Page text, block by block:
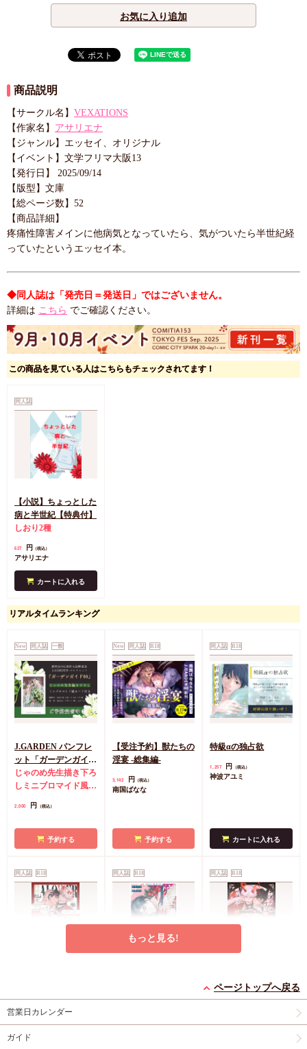
お気に入り追加
商品説明
【サークル名】 VEXATIONS
【作家名】 アサリエナ
【ジャンル】エッセイ、オリジナル
【イベント】文学フリマ大阪13
【発行日】 2025/09/14
【版型】文庫
【総ページ数】52
【商品詳細】
疼痛性障害メインに他病気となっていたら、気がついたら半世紀経
っていたというエッセイ本。
◆同人誌は「発売日＝発送日」ではございません。
詳細は こちら でご確認ください。
この商品を見ている人はこちらもチェックされてます！
同人誌
【小説】ちょっとした
病と半世紀【特典付】
しおり2種
627 円 （税込）
アサリエナ
カートに入れる
リアルタイムランキング
New 同人誌 一般
J.GARDEN パンフレ
ット「ガーデンガイド
60」【特典付】
じゃのめ先生描き下ろ
しミニブロマイド風カ
2,000 円 （税込）
予約する
New 同人誌 R18
【受注予約】獣たちの
淫宴 -総集編-
3,142 円 （税込）
南国ばなな
予約する
同人誌 R18
特級αの独占欲
1,257 円 （税込）
神波アユミ
カートに入れる
同人誌 R18
使の底なしの愛なんか
に絆されない】
1,430
紅茶ティー
同人誌 R18 同人誌 R18
キスマーク】
もっと見る!
ページトップへ戻る
営業日カレンダー
ガイド